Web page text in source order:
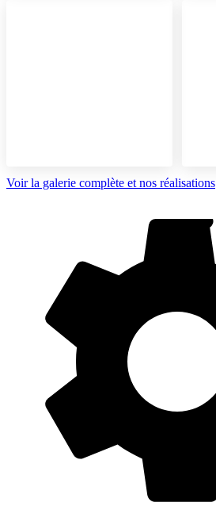
Voir la galerie complète et nos réalisations